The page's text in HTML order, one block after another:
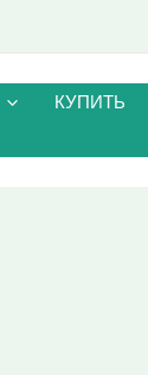
КУПИТЬ